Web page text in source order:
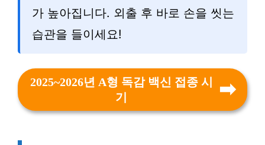
가 높아집니다. 외출 후 바로 손을 씻는
습관을 들이세요!
2025~2026년 A형 독감 백신 접종 시
기